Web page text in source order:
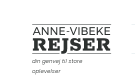
Anne-Vibeke Rejser
din genvej til store
oplevelser
Destinationer